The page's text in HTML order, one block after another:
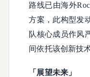
路线已由海外
方案，此构型发
队核心成员作风
间依托该创新技
「展望未来」